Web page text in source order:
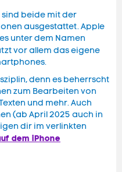
sind beide mit der
ausgestattet. Apple
unter dem Namen
vor allem das eigene
denn es beherrscht
zum Bearbeiten von
und mehr. Auch
(ab April 2025 auch in
dir im verlinkten
dem iPhone